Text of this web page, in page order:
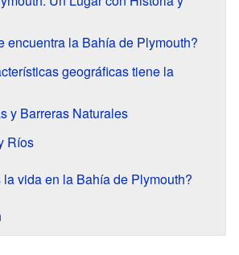
encuentra la Bahía de Plymouth?
geográficas tiene la
y Barreras Naturales
Ríos
la vida en la Bahía de Plymouth?